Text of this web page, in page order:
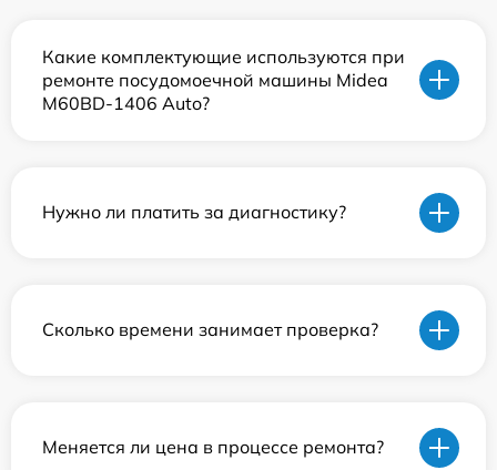
Какие комплектующие используются при
ремонте посудомоечной машины Midea
M60BD-1406 Auto?
Нужно ли платить за диагностику?
Сколько времени занимает проверка?
Меняется ли цена в процессе ремонта?